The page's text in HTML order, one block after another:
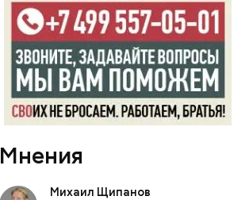
Мнения
Михаил Щипанов